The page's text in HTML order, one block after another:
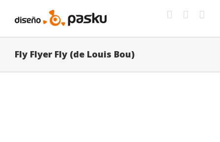
contenido
Fly Flyer Fly (de Louis Bou)